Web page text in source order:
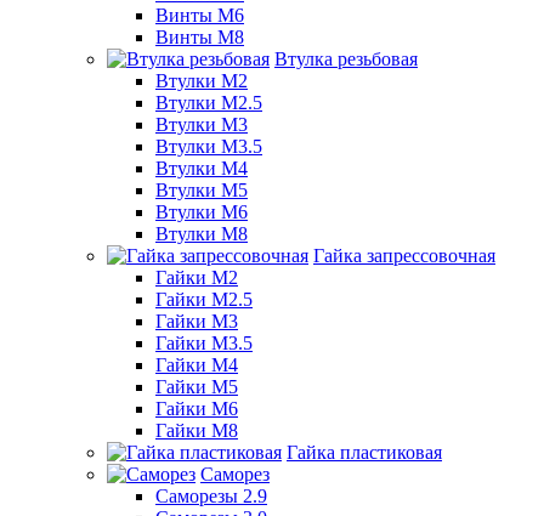
Винты М6
Винты М8
Втулка резьбовая
Втулки М2
Втулки М2.5
Втулки М3
Втулки М3.5
Втулки М4
Втулки М5
Втулки М6
Втулки М8
Гайка запрессовочная
Гайки М2
Гайки М2.5
Гайки М3
Гайки М3.5
Гайки М4
Гайки М5
Гайки М6
Гайки М8
Гайка пластиковая
Саморез
Саморезы 2.9